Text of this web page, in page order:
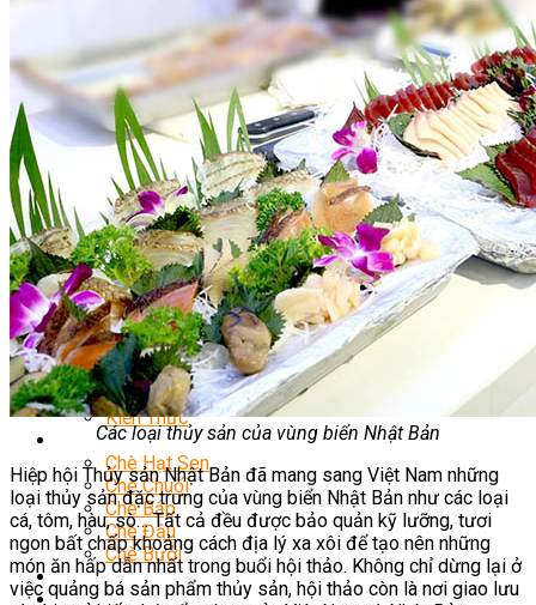
Nghiệp Vụ Bếp Hàn
Nghiệp Vụ Bếp Thái
Nghiệp Vụ Quản Lý Bếp
Nghiệp Vụ Bếp Phụ
Khóa Học Eat Clean
Khóa Học Food Stylist
Khởi Sự Kinh Doanh Nhà Hàng
Nghiệp Vụ Bếp Chay
Điểm Tâm Hồng Kông
Học Cắt Tỉa Rau Củ Quả
Học Nấu Ăn Gia Đình
Học Mở Quán Kinh Doanh
Khóa Học Khởi Sự Kinh Doanh Ngành F&B
Bí Quyết Kinh Doanh Và Vận Hành Mô Hình Ẩm
Thực
Khai Giảng
Mẹo Nấu Ăn
Nghề Bếp
Kiến Thức
Học Nấu Chè
Chè Hạt Sen
Chè Chuối
Chè Bắp
Chè Đậu
Chè Bưởi
Món Ngon Mỗi Ngày
Tin Tức
Các loại thủy sản của vùng biển Nhật Bản
Hiệp hội Thủy sản Nhật Bản đã mang sang Việt Nam những
loại thủy sản đặc trưng của vùng biển Nhật Bản như các loại
cá, tôm, hàu, sò… Tất cả đều được bảo quản kỹ lưỡng, tươi
ngon bất chấp khoảng cách địa lý xa xôi để tạo nên những
món ăn hấp dẫn nhất trong buổi hội thảo. Không chỉ dừng lại ở
việc quảng bá sản phẩm thủy sản, hội thảo còn là nơi giao lưu